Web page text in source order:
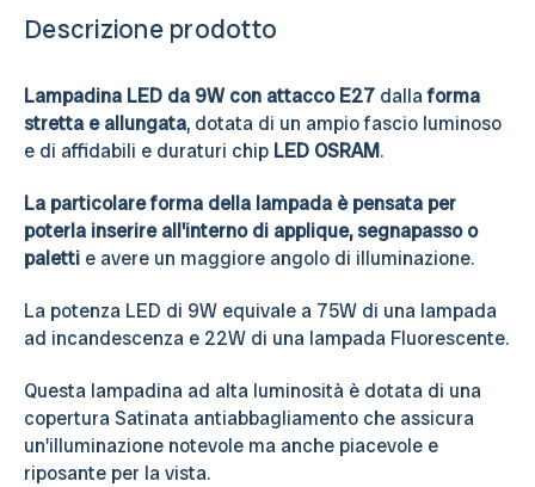
Descrizione prodotto
Lampadina LED da 9W con attacco E27 dallaforma
stretta e allungata, dotata di un ampio fascio luminoso
e di affidabili e duraturi chip LED OSRAM.
La particolare forma della lampada è pensata per
poterla inserire all'interno di applique, segnapasso o
paletti e avere un maggiore angolo di illuminazione.
La potenza LED di 9W equivale a 75W di una lampada
ad incandescenza e 22W di una lampada Fluorescente.
Questa lampadina ad alta luminosità è dotata di una
copertura Satinata antiabbagliamento che assicura
un'illuminazione notevole ma anche piacevole e
riposante per la vista.